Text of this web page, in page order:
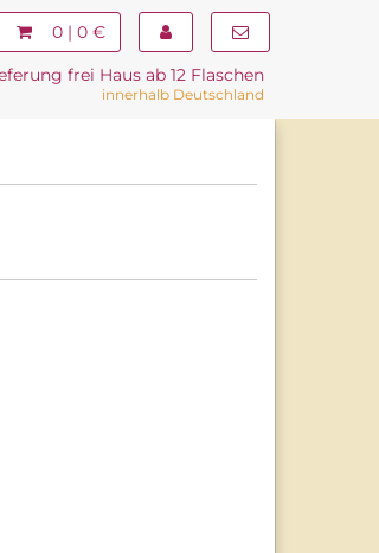
0 | 0 €
frei Haus ab 12 Flaschen
innerhalb Deutschland